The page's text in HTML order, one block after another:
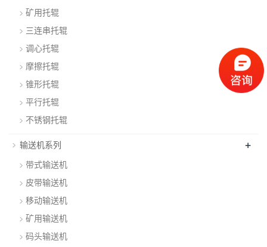
矿用托辊
三连串托辊
调心托辊
摩擦托辊
锥形托辊
平行托辊
不锈钢托辊
输送机系列 +
带式输送机
皮带输送机
移动输送机
矿用输送机
码头输送机